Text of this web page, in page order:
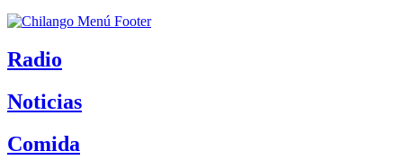
Radio
Noticias
Comida